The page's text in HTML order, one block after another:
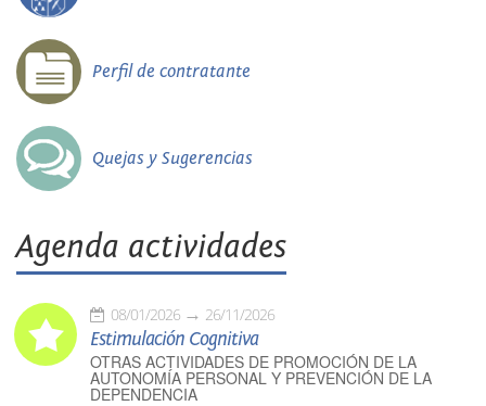
Perfil de contratante
Quejas y Sugerencias
Agenda actividades
08/01/2026 26/11/2026
Estimulación Cognitiva
OTRAS ACTIVIDADES DE PROMOCIÓN DE LA
AUTONOMÍA PERSONAL Y PREVENCIÓN DE LA
DEPENDENCIA